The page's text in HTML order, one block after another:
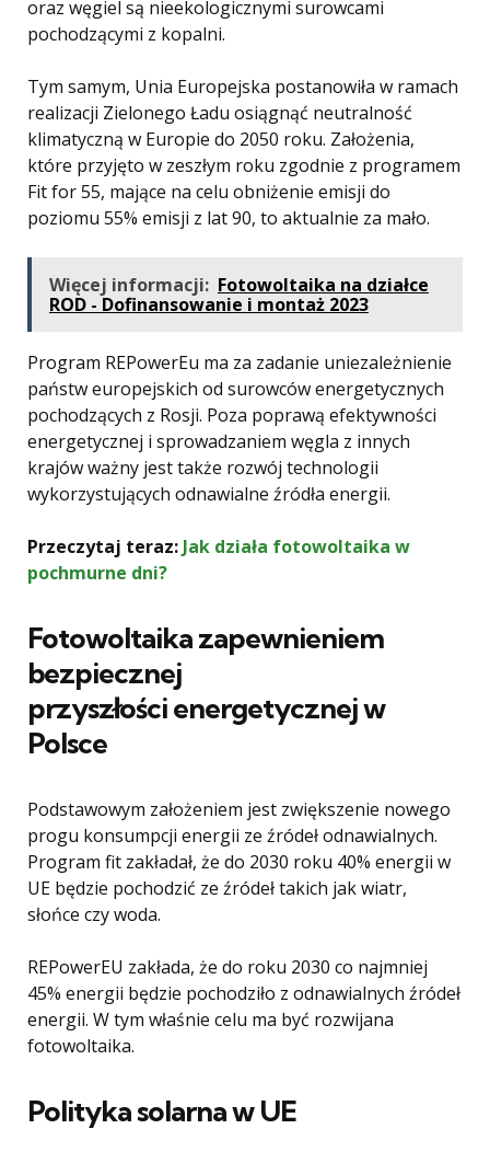
oraz węgiel są nieekologicznymi surowcami
pochodzącymi z kopalni.
Tym samym, Unia Europejska postanowiła w ramach
realizacji Zielonego Ładu osiągnąć neutralność
klimatyczną w Europie do 2050 roku. Założenia,
które przyjęto w zeszłym roku zgodnie z programem
Fit for 55, mające na celu obniżenie emisji do
poziomu 55% emisji z lat 90, to aktualnie za mało.
Więcej informacji: Fotowoltaika na działce
ROD - Dofinansowanie i montaż 2023
Program REPowerEu ma za zadanie uniezależnienie
państw europejskich od surowców energetycznych
pochodzących z Rosji. Poza poprawą efektywności
energetycznej i sprowadzaniem węgla z innych
krajów ważny jest także rozwój technologii
wykorzystujących odnawialne źródła energii.
Przeczytaj teraz: Jak działa fotowoltaika w
pochmurne dni?
Fotowoltaika zapewnieniem
bezpiecznej
przyszłościenergetycznej w
Polsce
Podstawowym założeniem jest zwiększenie nowego
progu konsumpcji energii ze źródeł odnawialnych.
Program fit zakładał, że do 2030 roku 40% energii w
UE będzie pochodzić ze źródeł takich jak wiatr,
słońce czy woda.
REPowerEU zakłada, że do roku 2030 co najmniej
45% energii będzie pochodziło z odnawialnych źródeł
energii. W tym właśnie celu ma być rozwijana
fotowoltaika.
Polityka solarna w UE